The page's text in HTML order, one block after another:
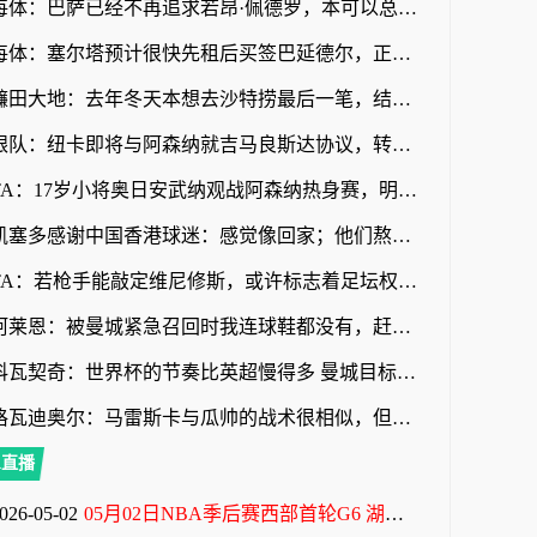
每体：巴萨已经不再追求若昂·佩德罗，本可以总价1亿欧元拿下
每体：塞尔塔预计很快先租后买签巴延德尔，正在努力压低买断费
镰田大地：去年冬天本想去沙特捞最后一笔，结果父母说绝对不行
跟队：纽卡即将与阿森纳就吉马良斯达协议，转会费7500万镑无附加
TA：17岁小将奥日安武纳观战阿森纳热身赛，明年1月正式加盟
凯塞多感谢中国香港球迷：感觉像回家；他们熬夜看英超很辛苦
TA：若枪手能敲定维尼修斯，或许标志着足坛权力格局的颠覆性巨变
阿莱恩：被曼城紧急召回时我连球鞋都没有，赶紧进城去买了一双
科瓦契奇：世界杯的节奏比英超慢得多 曼城目标依然是赢得一切
格瓦迪奥尔：马雷斯卡与瓜帅的战术很相似，但他也有一些新的想法
播
05-02 05月02日NBA季后赛西部首轮G6 湖人 - 火箭 全场录像